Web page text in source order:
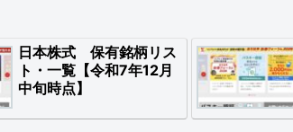
日本株式 保有銘柄リス
ト・一覧【令和7年12月
中旬時点】